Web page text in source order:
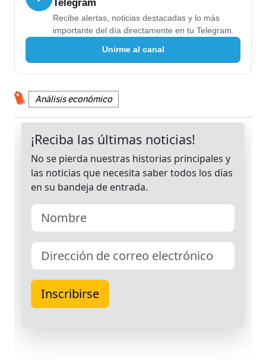
Telegram
Recibe alertas, noticias destacadas y lo más
importante del día directamente en tu Telegram.
Unirme al canal
Análisis económico